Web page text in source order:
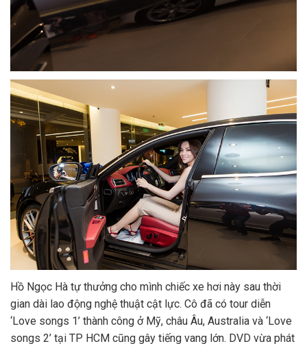
Hồ Ngọc Hà tự thưởng cho mình chiếc xe hơi này sau thời
gian dài lao động nghệ thuật cật lực. Cô đã có tour diễn
‘Love songs 1’ thành công ở Mỹ, châu Âu, Australia và ‘Love
songs 2’ tại TP HCM cũng gây tiếng vang lớn. DVD vừa phát